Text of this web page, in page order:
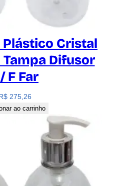
Plástico Cristal
Difusor
F Far
275,26
ao carrinho